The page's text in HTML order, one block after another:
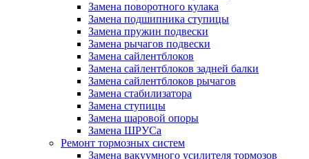
Замена поворотного кулака
Замена подшипника ступицы
Замена пружин подвески
Замена рычагов подвески
Замена сайлентблоков
Замена сайлентблоков задней балки
Замена сайлентблоков рычагов
Замена стабилизатора
Замена ступицы
Замена шаровой опоры
Замена ШРУСа
Ремонт тормозных систем
Замена вакуумного усилителя тормозов